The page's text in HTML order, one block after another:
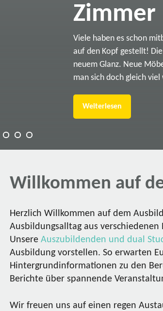
Zimmer
Viele haben es schon
auf den Kopf gestellt!
neuem Glanz. Neue
man sich doch gleich
Weiterlesen
Willkommen auf
Herzlich Willkommen auf dem
Ausbildungsalltag aus
Unsere Auszubildenden und dual
Ausbildung vorstellen. So erwarten
Hintergrundinformationen zu den
Berichte über spannende
Wir freuen uns auf einen regen